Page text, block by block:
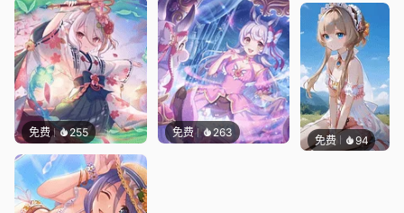
免费 255 免费 263
免费 94渔小小